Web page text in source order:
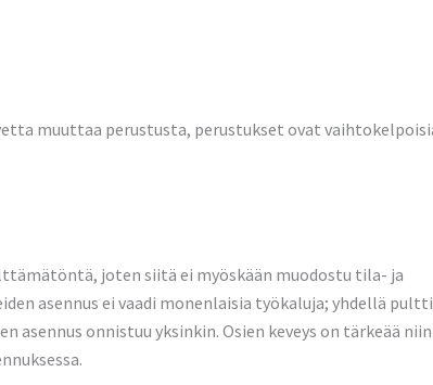
muuttaa perustusta, perustukset ovat
joten siitä ei myöskään muodostu tila- ja
asennus ei vaadi monenlaisia työkaluja; yhdellä
asennus onnistuu yksinkin. Osien keveys on tärkeää niin